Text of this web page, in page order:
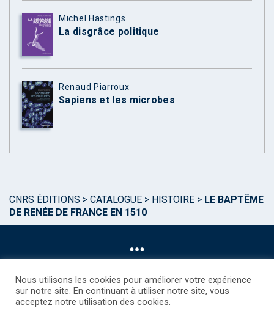
Michel Hastings
La disgrâce politique
Renaud Piarroux
Sapiens et les microbes
CNRS ÉDITIONS > CATALOGUE > HISTOIRE > LE BAPTÊME
DE RENÉE DE FRANCE EN 1510
©CNRS EDITIONS 2025
Nous utilisons les cookies pour améliorer votre expérience
sur notre site. En continuant à utiliser notre site, vous
acceptez notre utilisation des cookies.